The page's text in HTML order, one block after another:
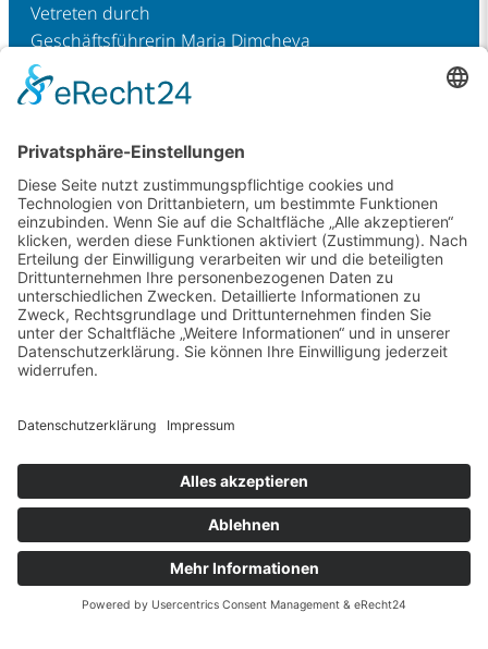
Vetreten durch
Geschäftsführerin Maria Dimcheva
Sparkasse Allgäu
IBAN: DE67 7335 0000 0516 5454 15
Kontakt
EUTB der Charter 22 gUG
Edelsbergstraße 8 (barrierefrei)
80686 München
089 377 99 75 25
089 377 99 75 26
089 90 15 20 21
https://charter22.eu/eutb/
Founder
Datenschutzerklärung